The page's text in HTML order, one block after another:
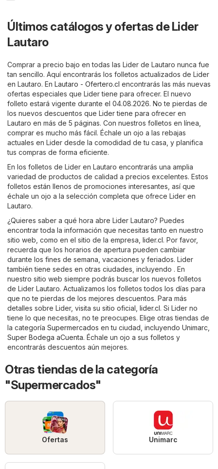
Últimos catálogos y ofertas de Lider
Lautaro
Comprar a precio bajo en todas las Lider de Lautaro nunca fue
tan sencillo. Aquí encontrarás los folletos actualizados de Lider
en Lautaro. En Lautaro - Ofertero.cl encontrarás las más nuevas
ofertas especiales que Lider tiene para ofrecer. El nuevo
folleto estará vigente durante el 04.08.2026. No te pierdas de
los nuevos descuentos que Lider tiene para ofrecer en
Lautaro en más de 5 páginas. Con nuestros folletos en línea,
comprar es mucho más fácil. Échale un ojo a las rebajas
actuales en Lider desde la comodidad de tu casa, y planifica
tus compras de forma eficiente.
En los folletos de Lider en Lautaro encontrarás una amplia
variedad de productos de calidad a precios excelentes. Estos
folletos están llenos de promociones interesantes, así que
échale un ojo a la selección completa que ofrece Lider en
Lautaro.
¿Quieres saber a qué hora abre Lider Lautaro? Puedes
encontrar toda la información que necesitas tanto en nuestro
sitio web, como en el sitio de la empresa, lider.cl. Por favor,
recuerda que los horarios de apertura pueden cambiar
durante los fines de semana, vacaciones y feriados. Lider
también tiene sedes en otras ciudades, incluyendo . En
nuestro sitio web siempre podrás buscar los nuevos folletos
de Lider Lautaro. Actualizamos los folletos todos los días para
que no te pierdas de los mejores descuentos. Para más
detalles sobre Lider, visita su sitio oficial, lider.cl. Si Lider no
tiene lo que necesitas, no te preocupes. Elige otras tiendas de
la categoría Supermercados en tu ciudad, incluyendo Unimarc
Super Bodega aCuenta. Échale un ojo a sus folletos y
encontrarás descuentos aún mejores.
Otras tiendas de la categoría
"Supermercados"
Ofertas Unimarc